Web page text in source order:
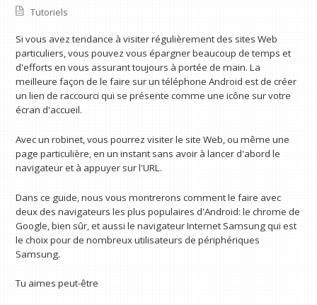
Tutoriels
Si vous avez tendance à visiter régulièrement des sites Web
particuliers, vous pouvez vous épargner beaucoup de temps et
d'efforts en vous assurant toujours à portée de main. La
meilleure façon de le faire sur un téléphone Android est de créer
un lien de raccourci qui se présente comme une icône sur votre
écran d'accueil.
Avec un robinet, vous pourrez visiter le site Web, ou même une
page particulière, en un instant sans avoir à lancer d'abord le
navigateur et à appuyer sur l'URL.
Dans ce guide, nous vous montrerons comment le faire avec
deux des navigateurs les plus populaires d'Android: le chrome de
Google, bien sûr, et aussi le navigateur Internet Samsung qui est
le choix pour de nombreux utilisateurs de périphériques
Samsung.
Tu aimes peut-être